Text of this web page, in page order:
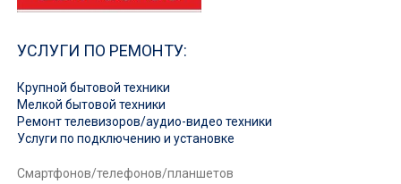
УСЛУГИ ПО РЕМОНТУ:
Крупной бытовой техники
Мелкой бытовой техники
Ремонт телевизоров/аудио-видео техники
Услуги по подключению и установке
Смартфонов/телефонов/планшетов